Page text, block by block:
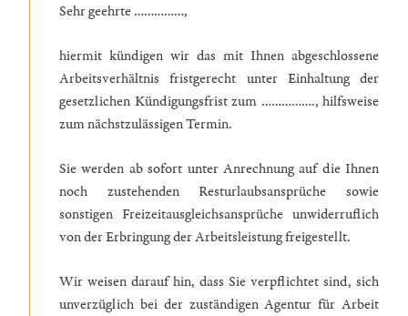
Sehr geehrte ……………,
hiermit kündigen wir das mit Ihnen abgeschlossene
Arbeitsverhältnis fristgerecht unter Einhaltung der
gesetzlichen Kündigungsfrist zum ……………., hilfsweise
zum nächstzulässigen Termin.
Sie werden ab sofort unter Anrechnung auf die Ihnen
noch zustehenden Resturlaubsansprüche sowie
sonstigen Freizeitausgleichsansprüche unwiderruflich
von der Erbringung der Arbeitsleistung freigestellt.
Wir weisen darauf hin, dass Sie verpflichtet sind, sich
unverzüglich bei der zuständigen Agentur für Arbeit